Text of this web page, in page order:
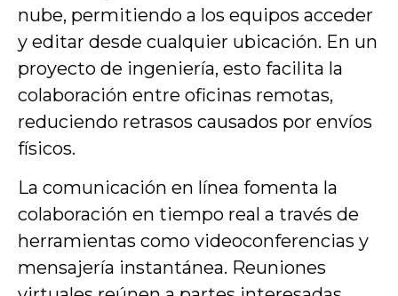
nube, permitiendo a los equipos acceder
y editar desde cualquier ubicación. En un
proyecto de ingeniería, esto facilita la
colaboración entre oficinas remotas,
reduciendo retrasos causados por envíos
físicos.
La comunicación en línea fomenta la
colaboración en tiempo real a través de
herramientas como videoconferencias y
mensajería instantánea. Reuniones